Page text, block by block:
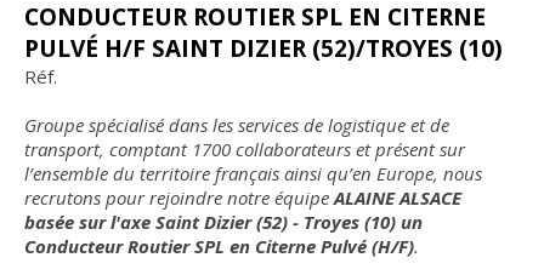
NOS OFFRES D'EMPLOI
CONDUCTEUR ROUTIER SPL EN CITERNE
PULVÉ H/F SAINT DIZIER (52)/TROYES (10)
Réf.
Groupe spécialisé dans les services de logistique et de
transport, comptant 1700 collaborateurs et présent sur
l’ensemble du territoire français ainsi qu’en Europe, nous
recrutons pour rejoindre notre équipeALAINE ALSACE
basée sur l'axe Saint Dizier (52) - Troyes (10) un
Conducteur Routier SPL en Citerne Pulvé (H/F).